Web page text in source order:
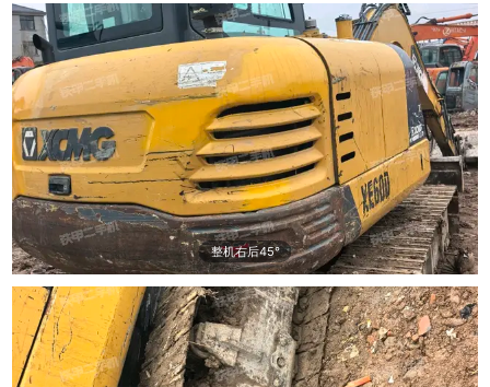
整机右后45°